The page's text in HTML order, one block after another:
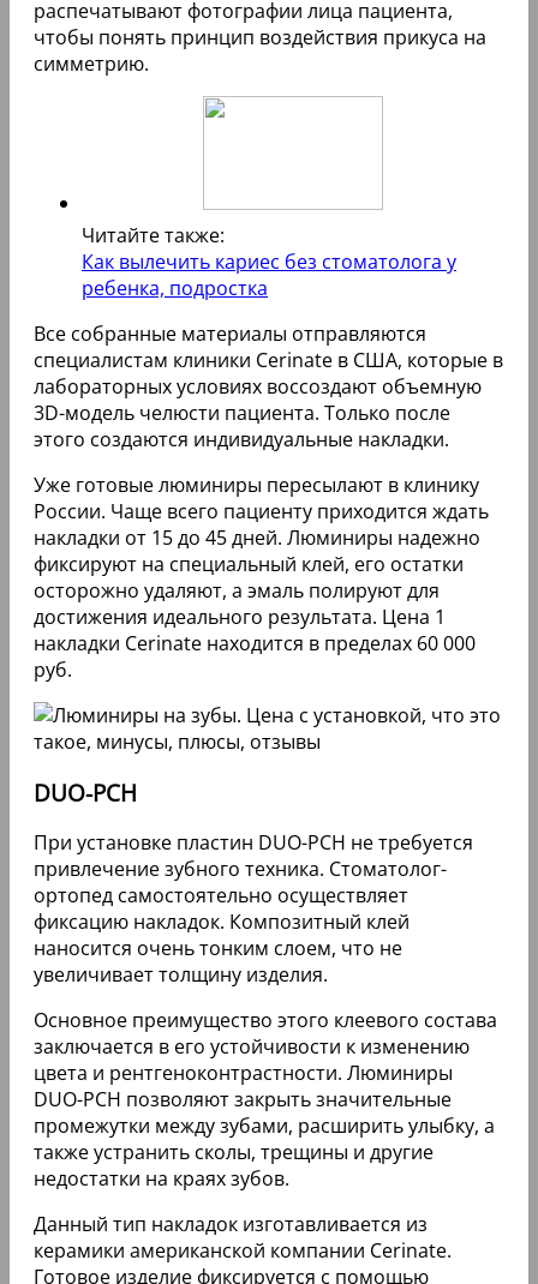
Cerinate
Это известная американская компания, которая
последующей фиксации люминиров.
Производитель Cerinate не первое десятилетие
создает долговечные микропротезы из прочных
материалов, полный список которых не
разглашается.
Люминиры на зубы (цена итоговой безупречной
улыбки во многом зависит от того, в какой
стоматологической клинике будет проведено
микропротезирование) представляют собой
ультратонкие накладки, которые способны
визуально исправить форму, улучшить цвет
эмали, а также скрыть некоторые дефекты.
Каждое изделие изготавливается по
индивидуальному оттиску челюсти. Тончайшие
пластины состоят из прочного фарфора.
Устанавливаются накладки на переднюю часть
зубов при помощи специального клеевого
состава.
На территории России дипломированные
специалисты выполняют обязательную
подготовку к установке люминиров: снимают
распечатывают фотографии лица пациента,
чтобы понять принцип воздействия прикуса на
симметрию.
Читайте также:
Как вылечить кариес без стоматолога у
ребенка, подростка
Все собранные материалы отправляются
специалистам клиники Cerinate в США, которые в
лабораторных условиях воссоздают объемную
3D-модель челюсти пациента. Только после
этого создаются индивидуальные накладки.